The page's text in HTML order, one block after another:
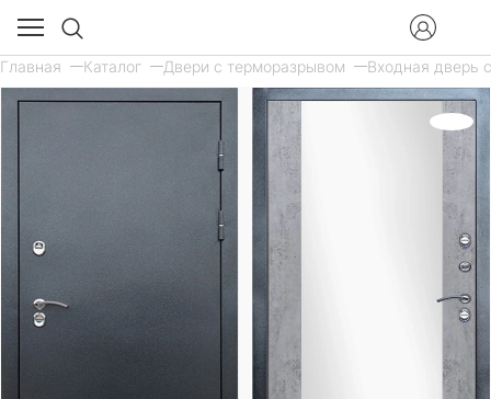
Главная Каталог Двери с терморазрывом Входная дверь